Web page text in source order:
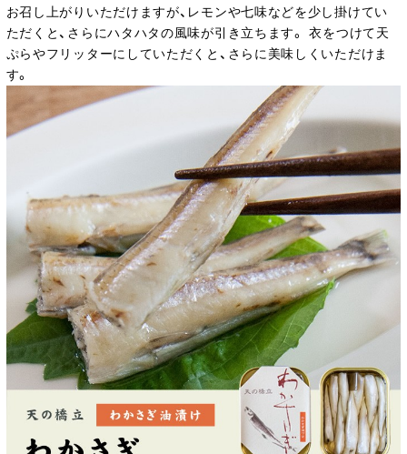
お召し上がりいただけますが、レモンや七味などを少し掛けてい
ただくと、さらにハタハタの風味が引き立ちます。 衣をつけて天
ぷらやフリッターにしていただくと、さらに美味しくいただけま
す。